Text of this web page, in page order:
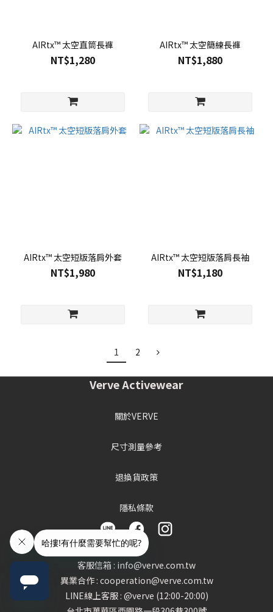
AIRtx™ 太空直筒長褲
NT$1,280
AIRtx™ 太空簡練長褲
NT$1,880
AIRtx™ 太空短版落肩外套
NT$1,980
AIRtx™ 太空短版落肩長袖
NT$1,180
1 2
Verve Activewear
關於VERVE
尺寸測量參考
退換貨政策
隱私條款
客服信箱 : info@verve.com.tw
異業合作 : cooperation@verve.com.tw
LINE線上客服 : @verve (12:00-20:00)